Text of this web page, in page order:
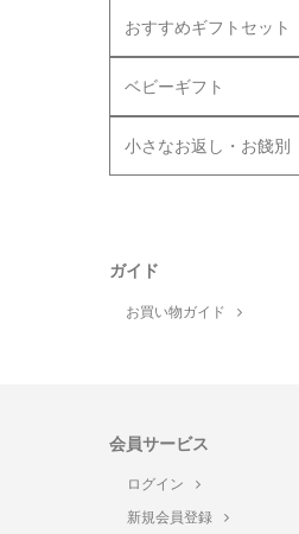
おすすめギフトセット
ベビーギフト
小さなお返し・お餞別
ガイド
お買い物ガイド
会員サービス
ログイン
新規会員登録